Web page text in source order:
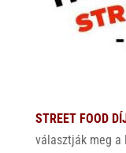
STREET FOOD
választják meg